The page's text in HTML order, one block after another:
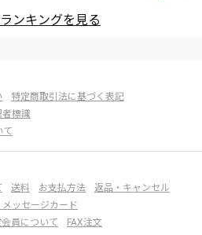
ンキングを見る
特定商取引法に基づく表記
標識
て
送料 お支払方法
返品・キャンセル
メッセージカード
員について FAX注文